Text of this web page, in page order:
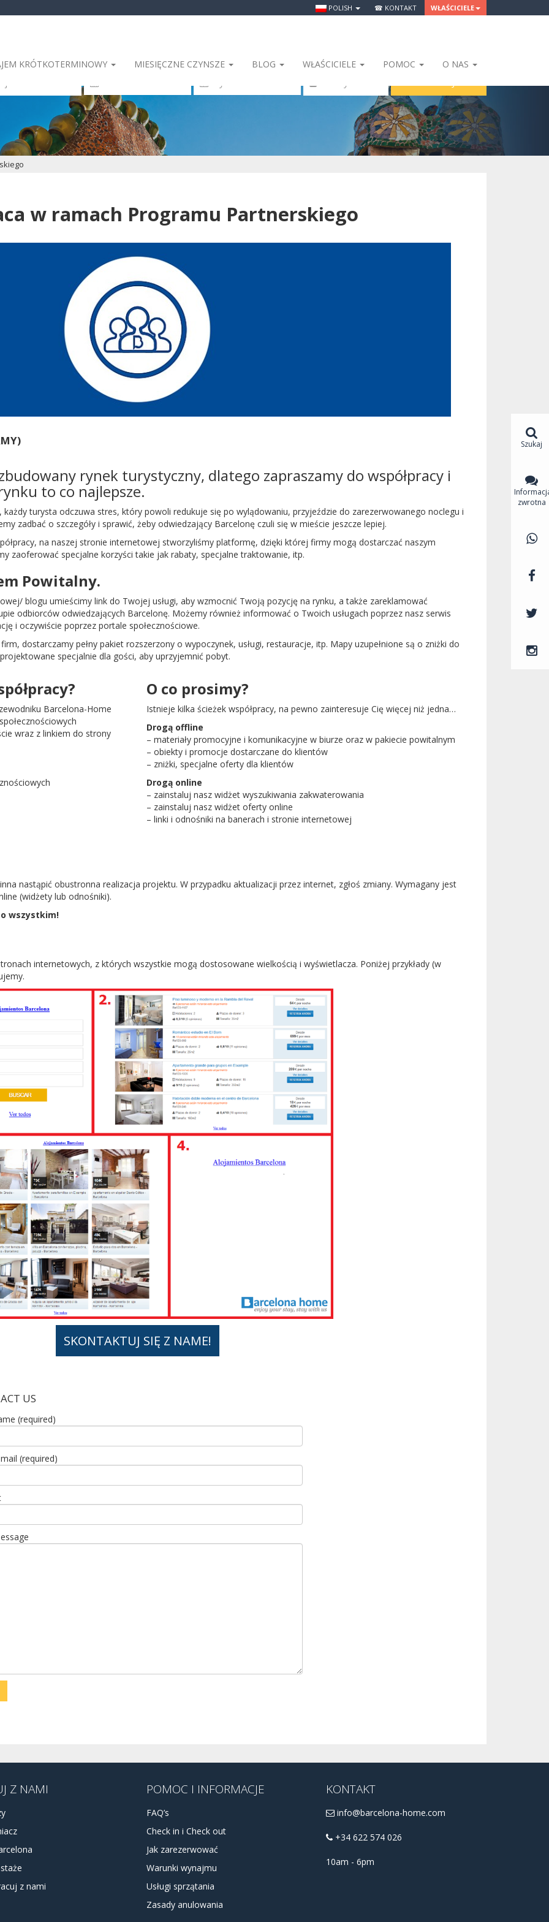
POLISH ☎ KONTAKT WŁAŚCICIELE
KRÓTKOTERMINOWY MIESIĘCZNE CZYNSZE BLOG WŁAŚCICIELE POMOC O NAS
w ramach Programu Partnerskiego
rynek turystyczny, dlatego zapraszamy do współpracy i
to co najlepsze.
turysta odczuwa stres, który powoli redukuje się po wylądowaniu, przyjeździe do zarezerwowanego noclegu i
zadbać o szczegóły i sprawić, żeby odwiedzający Barcelonę czuli się w mieście jeszcze lepiej.
na naszej stronie internetowej stworzyliśmy platformę, dzięki której firmy mogą dostarczać naszym
zaoferować specjalne korzyści takie jak rabaty, specjalne traktowanie, itp.
Powitalny.
blogu umieścimy link do Twojej usługi, aby wzmocnić Twoją pozycję na rynku, a także zareklamować
odbiorców odwiedzających Barcelonę. Możemy również informować o Twoich usługach poprzez nasz serwis
i oczywiście poprzez portale społecznościowe.
dostarczamy pełny pakiet rozszerzony o wypoczynek, usługi, restauracje, itp. Mapy uzupełnione są o zniżki do
specjalnie dla gości, aby uprzyjemnić pobyt.
Barcelona-Home
wraz z linkiem do strony
O co prosimy?
Istnieje kilka ścieżek współpracy, na pewno zainteresuje Cię więcej niż jedna…
Drogą offline
– materiały promocyjne i komunikacyjne w biurze oraz w pakiecie powitalnym
– obiekty i promocje dostarczane do klientów
– zniżki, specjalne oferty dla klientów
Drogą online
– zainstaluj nasz widżet wyszukiwania zakwaterowania
– zainstaluj nasz widżet oferty online
– linki i odnośniki na banerach i stronie internetowej
nastąpić obustronna realizacja projektu. W przypadku aktualizacji przez internet, zgłoś zmiany. Wymagany jest
(widżety lub odnośniki).
wszystkim!
internetowych, z których wszystkie mogą dostosowane wielkością i wyświetlacza. Poniżej przykłady (w
SKONTAKTUJ SIĘ Z NAME!
US
(required)
(required)
Z NAMI
z nami
POMOC I INFORMACJE
FAQ’s
Check in i Check out
Jak zarezerwować
Warunki wynajmu
Usługi sprzątania
Zasady anulowania
KONTAKT
info@barcelona-home.com
+34 622 574 026
10am - 6pm
Szukaj
zwrotna